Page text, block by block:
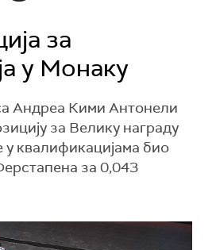
за
у Монаку
Андреа Кими Антонели
за Велику награду
у квалификацијама био
за 0,043